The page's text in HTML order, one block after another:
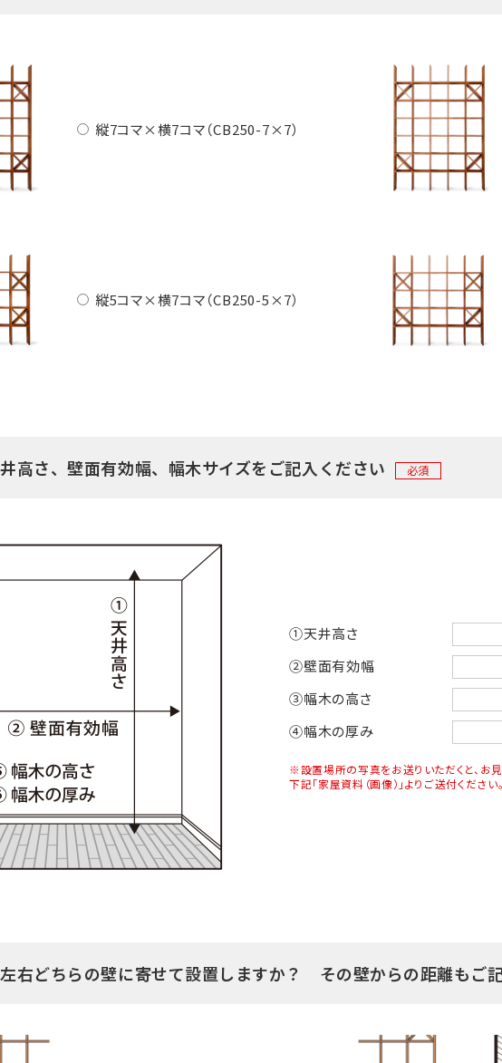
縦7コマ×横7コマ（CB250-7×7）
縦5コマ×横7コマ（CB250-5×7）
高さ、壁面有効幅、幅木サイズをご記入ください 必須
①天井高さ
②壁面有効幅
③幅木の高さ
④幅木の厚み
※設置場所の写真をお送りいただくと、お
下記「家屋資料（画像）」よりご送付ください。
右どちらの壁に寄せて設置しますか？ その壁からの距離もご